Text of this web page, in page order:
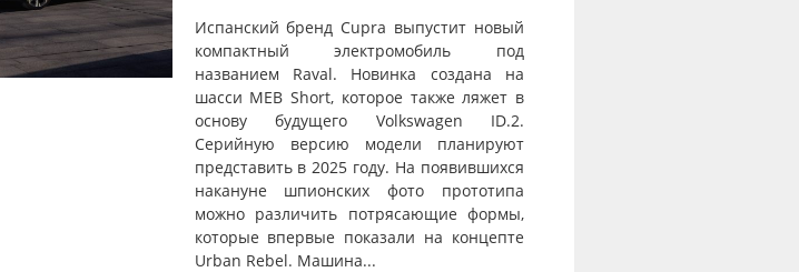
Испанский бренд Cupra выпустит новый
компактный электромобиль под
названием Raval. Новинка создана на
шасси MEB Short, которое также ляжет в
основу будущего Volkswagen ID.2.
Серийную версию модели планируют
представить в 2025 году. На появившихся
накануне шпионских фото прототипа
можно различить потрясающие формы,
которые впервые показали на концепте
Urban Rebel. Машина...